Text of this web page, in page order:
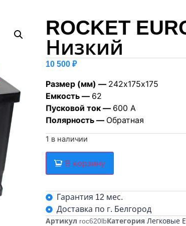
ROCKET
Низкий
10 500 ₽
Размер (мм) — 242х175х175
Емкость — 62
Пусковой ток — 600 А
Полярность — Обратная
1 в наличии
В корзину
Гарантия 12 мес.
Доставка по г. Белгород
Артикул roc620lbКатегория Легковые